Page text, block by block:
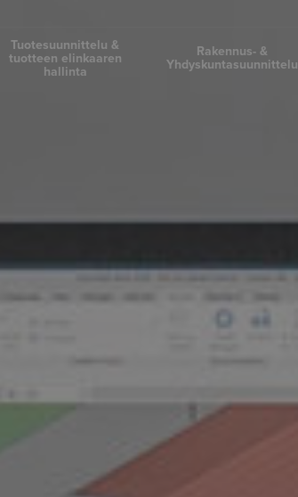
Tuotesuunnittelu &
tuotteen elinkaaren
hallinta
Rakennus- &
Yhdyskuntasuunnittelu